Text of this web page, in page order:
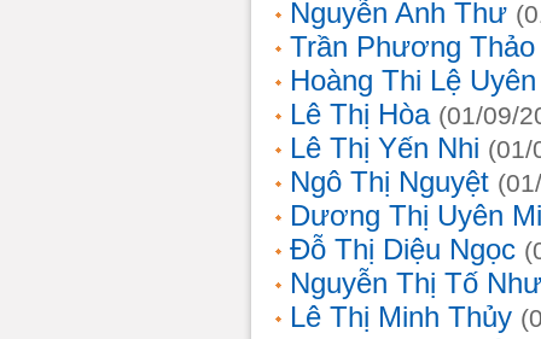
Nguyễn Anh Thư
Trần Phương Thảo
Hoàng Thi Lệ Uyên
Lê Thị Hòa (01/09/
Lê Thị Yến Nhi (01/
Ngô Thị Nguyệt
Dương Thị Uyên Mi
Đỗ Thị Diệu Ngọc
Nguyễn Thị Tố Như
Lê Thị Minh Thủy